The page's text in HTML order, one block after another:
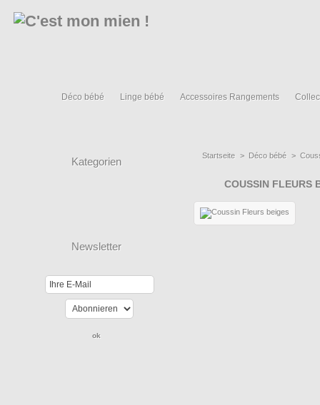
Déco bébé Linge bébé Accessoires Rangements
Kategorien
Newsletter
Startseite > Déco bébé >
COUSSIN FLEURS